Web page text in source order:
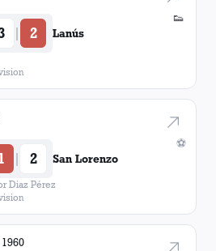
👟
| 2 Lanús
⚽
| 2 San Lorenzo
Diaz Pérez